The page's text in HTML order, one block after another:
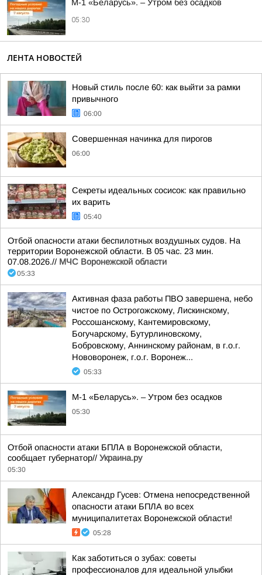
М-1 «Беларусь». – Утром без осадков
05:30
ЛЕНТА НОВОСТЕЙ
Новый стиль после 60: как выйти за рамки
привычного
06:00
Совершенная начинка для пирогов
06:00
Секреты идеальных сосисок: как правильно
их варить
05:40
Отбой опасности атаки беспилотных воздушных судов. На
территории Воронежской области. В 05 час. 23 мин.
07.08.2026.// МЧС Воронежской области
05:33
Активная фаза работы ПВО завершена, небо
чистое по Острогожскому, Лискинскому,
Россошанскому, Кантемировскому,
Богучарскому, Бутурлиновскому,
Бобровскому, Аннинскому районам, в г.о.г.
Нововоронеж, г.о.г. Воронеж...
05:33
М-1 «Беларусь». – Утром без осадков
05:30
Отбой опасности атаки БПЛА в Воронежской области,
сообщает губернатор// Украина.ру
05:30
Александр Гусев: Отмена непосредственной
опасности атаки БПЛА во всех
муниципалитетах Воронежской области!
05:28
Как заботиться о зубах: советы
профессионалов для идеальной улыбки